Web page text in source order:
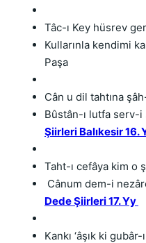
Tâc-ı Key hüsrev
Kullarınla kendimi
Paşa
Cân u dil tahtına
Bûstân-ı lutfa serv-
Şiirleri Balıkesir 16.
Taht-ı cefâya kim o
Cânum dem-i
Dede Şiirleri 17. Yy
Kankı ‘âşık ki